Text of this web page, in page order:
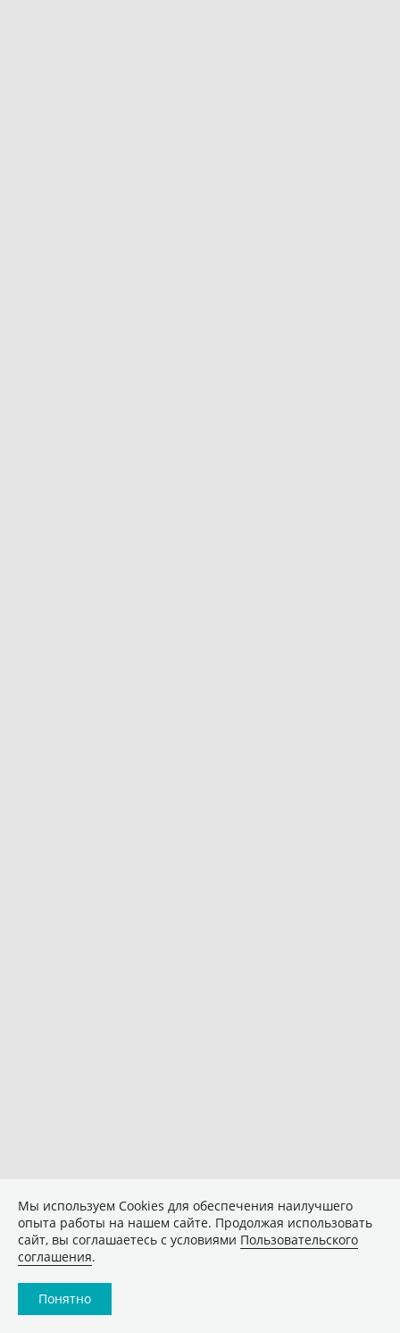
Мы используем Сookies для обеспечения наилучшего
опыта работы на нашем сайте. Продолжая использовать
сайт, вы соглашаетесь с условиями Пользовательского
соглашения.
Понятно